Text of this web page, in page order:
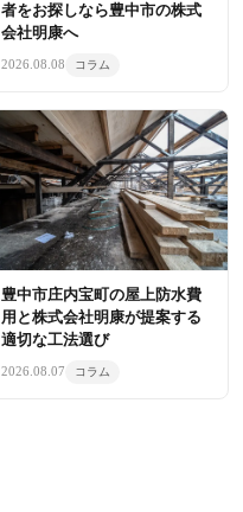
者をお探しなら豊中市の株式
会社明康へ
2026.08.08 コラム
豊中市庄内宝町の屋上防水費
用と株式会社明康が提案する
適切な工法選び
2026.08.07 コラム